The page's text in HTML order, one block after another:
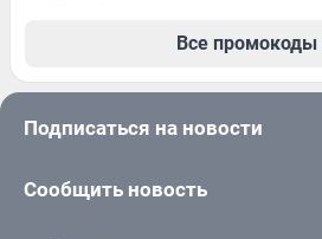
Все промокоды
Подписаться на новости
Сообщить новость